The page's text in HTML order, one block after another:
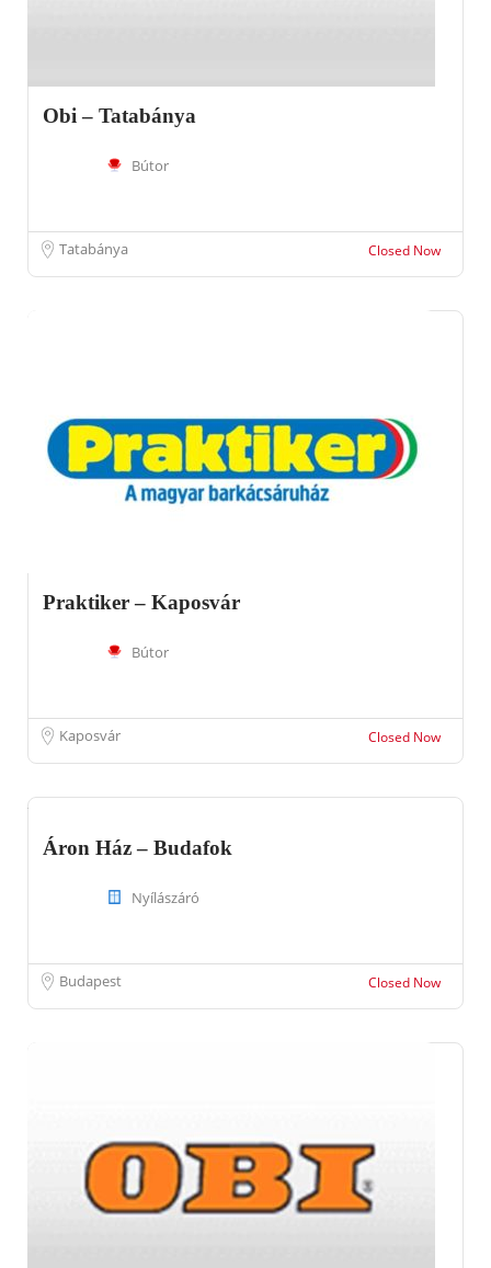
Obi – Tatabánya
Bútor
Tatabánya Closed Now
Praktiker – Kaposvár
Bútor
Kaposvár Closed Now
Áron Ház – Budafok
Nyílászáró
Budapest Closed Now